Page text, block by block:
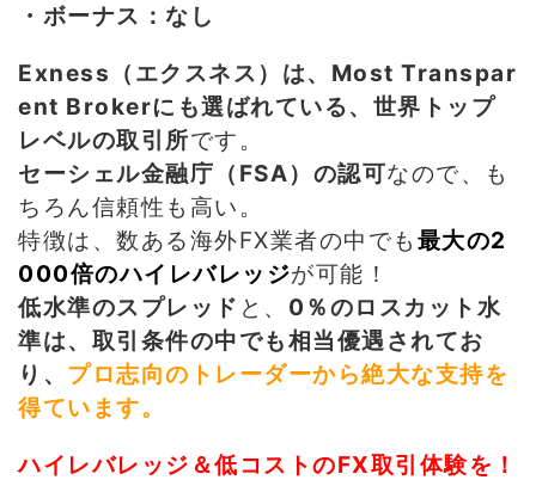
・ボーナス：なし
Exness（エクスネス）は、Most Transpar
ent Brokerにも選ばれている、世界トップ
レベルの取引所です。
セーシェル金融庁（FSA）の認可なので、も
ちろん信頼性も高い。
特徴は、数ある海外FX業者の中でも 最大の2
000倍のハイレバレッジが可能！
低水準のスプレッド と、 0％のロスカット水
準は、取引条件の中でも相当優遇されてお
り、 プロ志向のトレーダーから絶大な支持を
得ています。
ハイレバレッジ＆低コストのFX取引体験を！